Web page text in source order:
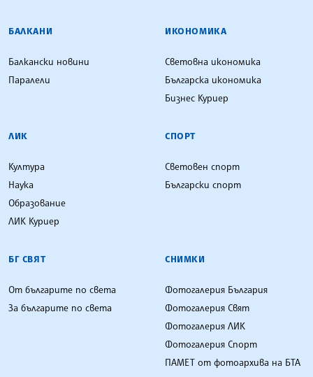
БАЛКАНИ
Балкански новини
Паралели
ИКОНОМИКА
Световна икономика
Българска икономика
Бизнес Куриер
ЛИК
Култура
Наука
Образование
ЛИК Куриер
СПОРТ
Световен спорт
Български спорт
БГ СВЯТ
От българите по света
За българите по света
СНИМКИ
Фотогалерия България
Фотогалерия Свят
Фотогалерия ЛИК
Фотогалерия Спорт
ПАМЕТ от фотоархива на БТА